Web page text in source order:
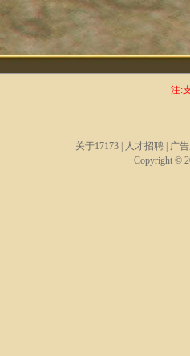
注:
关于17173 人才招聘
广
Copyright ©